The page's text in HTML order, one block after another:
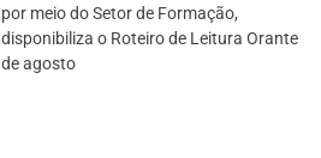
por meio do Setor de Formação,
disponibiliza o Roteiro de Leitura Orante
de agosto